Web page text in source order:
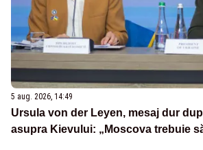
5 aug. 2026, 14:49
Ursula von der Leyen, mesaj dur
asupra Kievului: „Moscova trebuie